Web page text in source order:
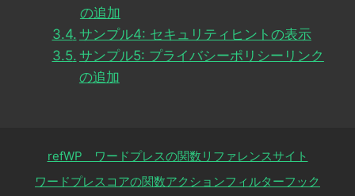
の追加
サンプル4: セキュリティヒントの表示
サンプル5: プライバシーポリシーリンク
の追加
refWP ワードプレスの関数リファレンスサイト
ワードプレスコアの関数アクションフィルターフック